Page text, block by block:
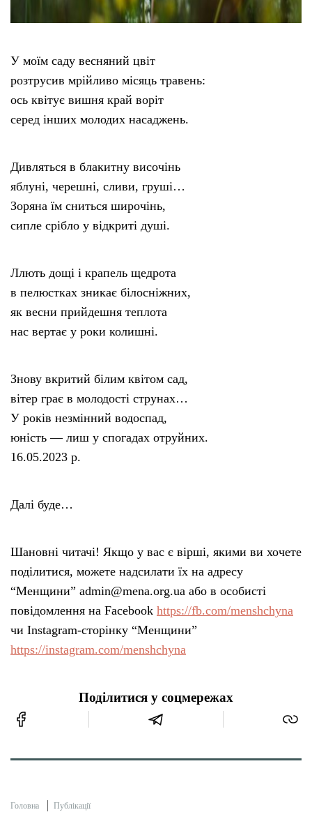
У моїм саду весняний цвіт
розтрусив мрійливо місяць травень:
ось квітує вишня край воріт
серед інших молодих насаджень.
Дивляться в блакитну височінь
яблуні, черешні, сливи, груші…
Зоряна їм сниться широчінь,
сипле срібло у відкриті душі.
Ллють дощі і крапель щедрота
в пелюстках зникає білосніжних,
як весни прийдешня теплота
нас вертає у роки колишні.
Знову вкритий білим квітом сад,
вітер грає в молодості струнах…
У років незмінний водоспад,
юність — лиш у спогадах отруйних.
16.05.2023 р.
Далі буде…
Шановні читачі! Якщо у вас є вірші, якими ви хочете
поділитися, можете надсилати їх на адресу
“Менщини” admin@mena.org.ua або в особисті
повідомлення на Facebook https://fb.com/menshchyna
чи Instagram-сторінку “Менщини”
https://instagram.com/menshchyna
Поділитися у соцмережах
Головна Публікації